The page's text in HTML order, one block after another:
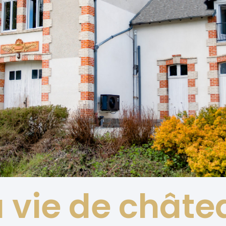
vie de